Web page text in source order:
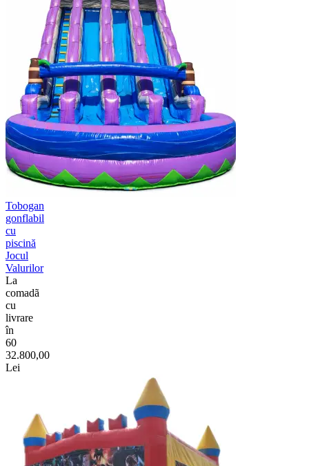
Tobogan
gonflabil
cu
piscină
Jocul
Valurilor
La
comadã
cu
livrare
în
60
32.800,00
Lei